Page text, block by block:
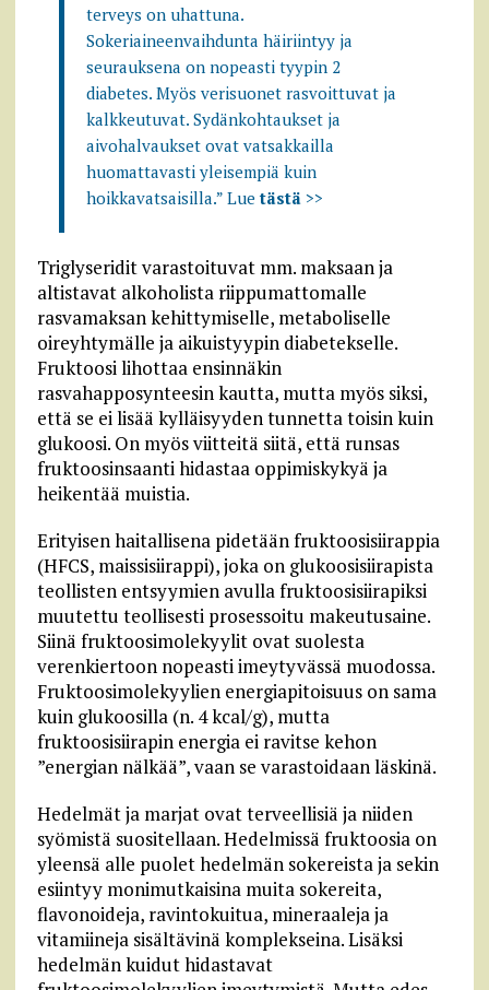
terveys on uhattuna.
Sokeriaineenvaihdunta häiriintyy ja
seurauksena on nopeasti tyypin 2
diabetes. Myös verisuonet rasvoittuvat ja
kalkkeutuvat. Sydänkohtaukset ja
aivohalvaukset ovat vatsakkailla
huomattavasti yleisempiä kuin
hoikkavatsaisilla.” Luetästä >>
Triglyseridit varastoituvat mm. maksaan ja
altistavat alkoholista riippumattomalle
rasvamaksan kehittymiselle, metaboliselle
oireyhtymälle ja aikuistyypin diabetekselle.
Fruktoosi lihottaa ensinnäkin
rasvahapposynteesin kautta, mutta myös siksi,
että se ei lisää kylläisyyden tunnetta toisin kuin
glukoosi. On myös viitteitä siitä, että runsas
fruktoosinsaanti hidastaa oppimiskykyä ja
heikentää muistia.
Erityisen haitallisena pidetään fruktoosisiirappia
(HFCS, maissisiirappi), joka on glukoosisiirapista
teollisten entsyymien avulla fruktoosisiirapiksi
muutettu teollisesti prosessoitu makeutusaine.
Siinä fruktoosimolekyylit ovat suolesta
verenkiertoon nopeasti imeytyvässä muodossa.
Fruktoosimolekyylien energiapitoisuus on sama
kuin glukoosilla (n. 4 kcal/g), mutta
fruktoosisiirapin energia ei ravitse kehon
”energian nälkää”, vaan se varastoidaan läskinä.
Hedelmät ja marjat ovat terveellisiä ja niiden
syömistä suositellaan. Hedelmissä fruktoosia on
yleensä alle puolet hedelmän sokereista ja sekin
esiintyy monimutkaisina muita sokereita,
flavonoideja, ravintokuitua, mineraaleja ja
vitamiineja sisältävinä komplekseina. Lisäksi
hedelmän kuidut hidastavat